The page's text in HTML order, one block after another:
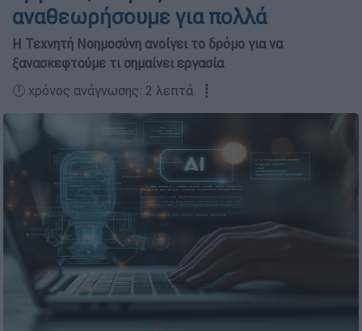
αναθεωρήσουμε για πολλά
Η Τεχνητή Νοημοσύνη ανοίγει το δρόμο για να
ξανασκεφτούμε τι σημαίνει εργασία
🕛 χρόνος ανάγνωσης: 2 λεπτά ┋